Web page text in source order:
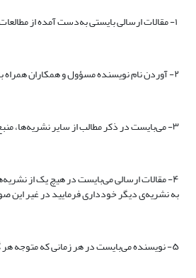
۲- آوردن نام نویسنده مسؤول و همکاران همراه با آدرس محل کار یا تحصیل آن‌ها، و رتبه علمی و رشته‌ی تحصیلی نویسنده و همکارانش در درون مقاله الزامی است و بایستی در عدم وجود اسامی غیرمرتبط دقت شود.
۳- می‌بایست در ذکر مطالب از سایر نشریه‌ها، منبع مطالب به شکل صحیح و دقیق ذکر شود تا در محاسبه‌ی ضریب تاثیر سایر نشریه‌ها خللی ایجاد نشود.
۴- مقالات ارسالی می‌بایست در هیچ یک از
به نشریه‌ی دیگر خودداری فرمایید در غیر
۵- نویسنده می‌بایست در هر زمانی که متوجه هر گونه خطا و بی‌دقتی در مقاله خود شود نشریه را در جریان آن قرار داده، نسبت به اصلاح آن اقدام یا مقاله را بازپس گیرد.